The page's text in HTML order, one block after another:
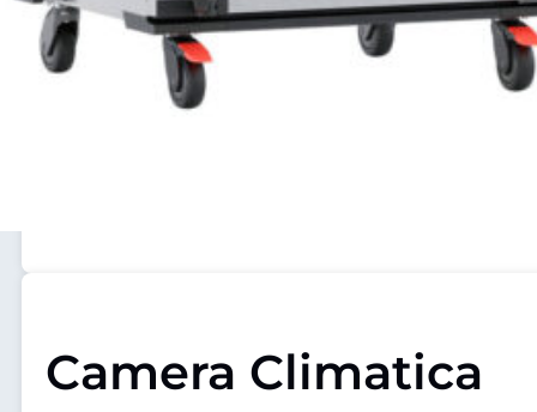
Camera Climatica